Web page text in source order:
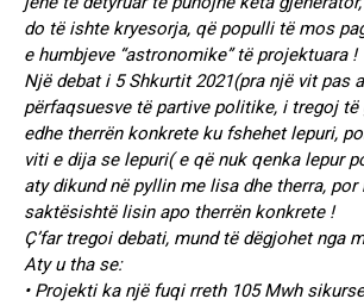
do të ishte kryesorja, që populli të mos
e humbjeve “astronomike” të projektuara !
Një debat i 5 Shkurtit 2021(pra një vit pas
përfaqsuesve të partive politike, i tregoj të
edhe therrën konkrete ku fshehet lepuri,
viti e dija se lepuri( e që nuk qenka lepur
aty dikund në pyllin me lisa dhe therra, por
saktësishtë lisin apo therrën konkrete !
Ҫ’far tregoi debati, mund të dëgjohet nga
Aty u tha se:
• Projekti ka një fuqi rreth 105 Mwh